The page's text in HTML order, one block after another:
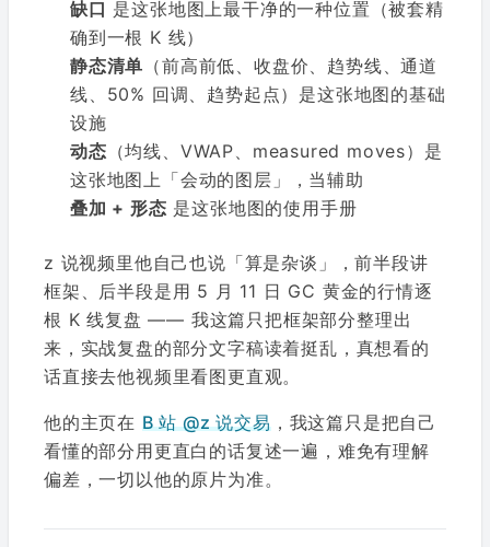
缺口 是这张地图上最干净的一种位置（被套精
确到一根 K 线）
静态清单 （前高前低、收盘价、趋势线、通道
线、50% 回调、趋势起点）是这张地图的基础
设施
动态 （均线、VWAP、measured moves）是
这张地图上「会动的图层」，当辅助
叠加 + 形态 是这张地图的使用手册
z 说视频里他自己也说「算是杂谈」，前半段讲
框架、后半段是用 5 月 11 日 GC 黄金的行情逐
根 K 线复盘 —— 我这篇只把框架部分整理出
来，实战复盘的部分文字稿读着挺乱，真想看的
话直接去他视频里看图更直观。
他的主页在 B 站 @z 说交易，我这篇只是把自己
看懂的部分用更直白的话复述一遍，难免有理解
偏差，一切以他的原片为准。